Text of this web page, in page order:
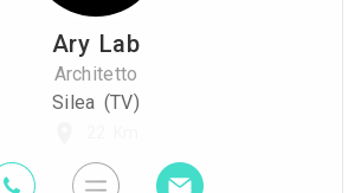
Ary Lab
Architetto
Silea (TV)